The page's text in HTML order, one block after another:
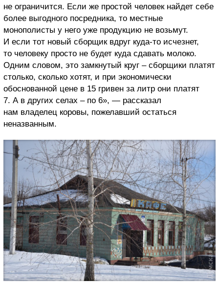
не ограничится. Если же простой человек найдет себе
более выгодного посредника, то местные
монополисты у него уже продукцию не возьмут.
И если тот новый сборщик вдруг куда-то исчезнет,
то человеку просто не будет куда сдавать молоко.
Одним словом, это замкнутый круг – сборщики платят
столько, сколько хотят, и при экономически
обоснованной цене в 15 гривен за литр они платят
7. А в других селах – по 6», — рассказал
нам владелец коровы, пожелавший остаться
неназванным.